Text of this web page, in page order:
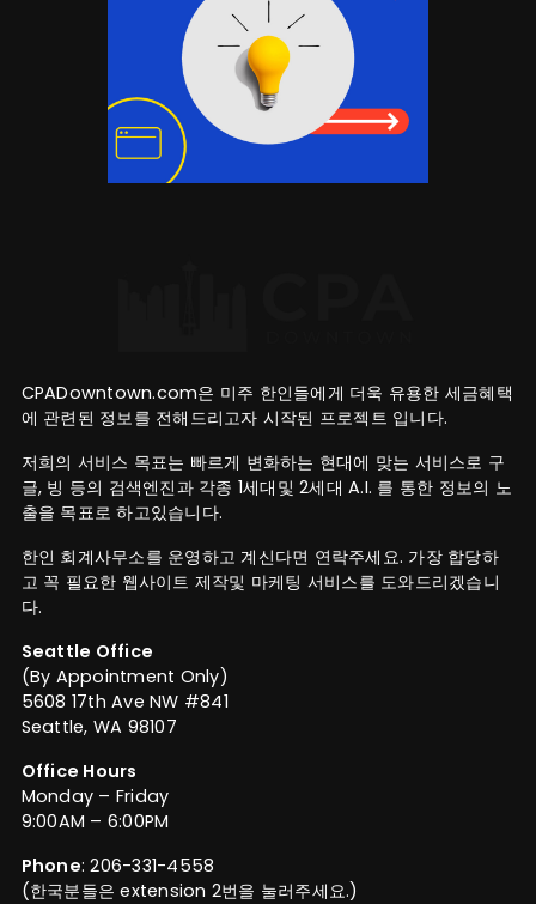
CPADowntown.com은 미주 한인들에게 더욱 유용한 세금혜택
에 관련된 정보를 전해드리고자 시작된 프로젝트 입니다.
저희의 서비스 목표는 빠르게 변화하는 현대에 맞는 서비스로 구
글, 빙 등의 검색엔진과 각종 1세대및 2세대 A.I. 를 통한 정보의 노
출을 목표로 하고있습니다.
한인 회계사무소를 운영하고 계신다면 연락주세요. 가장 합당하
고 꼭 필요한 웹사이트 제작및 마케팅 서비스를 도와드리겠습니
다.
Seattle Office
(By Appointment Only)
5608 17th Ave NW #841
Seattle, WA 98107
Office Hours
Monday – Friday
9:00AM – 6:00PM
Phone: 206-331-4558
(한국분들은 extension 2번을 눌러주세요.)